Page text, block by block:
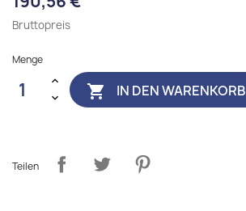
Bruttopreis
Menge
 IN DEN WARENKORB
Teilen